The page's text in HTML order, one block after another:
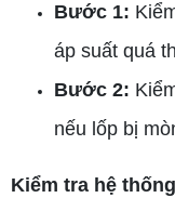
Bước 1:
áp suất quá
Bước 2:
nếu lốp bị
Kiểm tra hệ